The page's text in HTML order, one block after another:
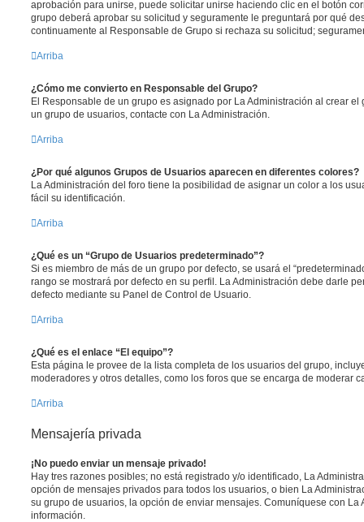
aprobación para unirse, puede solicitar unirse haciendo clic en el botón
grupo deberá aprobar su solicitud y seguramente le preguntará por qué
continuamente al Responsable de Grupo si rechaza su solicitud;
Arriba
¿Cómo me convierto en Responsable del Grupo?
El Responsable de un grupo es asignado por La Administración al crear el
un grupo de usuarios, contacte con La Administración.
Arriba
¿Por qué algunos Grupos de Usuarios aparecen en diferentes colores?
La Administración del foro tiene la posibilidad de asignar un color a los
fácil su identificación.
Arriba
¿Qué es un “Grupo de Usuarios predeterminado”?
Si es miembro de más de un grupo por defecto, se usará el
rango se mostrará por defecto en su perfil. La Administración debe darle
defecto mediante su Panel de Control de Usuario.
Arriba
¿Qué es el enlace “El equipo”?
Esta página le provee de la lista completa de los usuarios del grupo,
moderadores y otros detalles, como los foros que se encarga de moderar
Arriba
Mensajería privada
¡No puedo enviar un mensaje privado!
Hay tres razones posibles; no está registrado y/o identificado, La
opción de mensajes privados para todos los usuarios, o bien La
su grupo de usuarios, la opción de enviar mensajes. Comuníquese con La
información.